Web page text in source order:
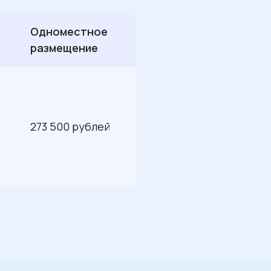
Ринпоче Багша.
Одноместное
размещение
273 500 рублей